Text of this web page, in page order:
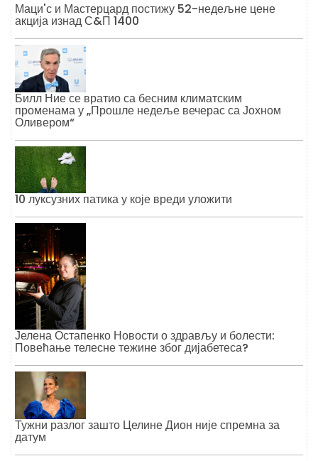
Маци'с и Мастерцард постижу 52-недељне цене
акција изнад С&П 1400
Билл Ние се вратио са бесним климатским
променама у „Прошле недеље вечерас са Јохном
Оливером“
10 луксузних патика у које вреди уложити
Јелена Остапенко Новости о здрављу и болести:
Повећање телесне тежине због дијабетеса?
Тужни разлог зашто Целине Дион није спремна за
датум